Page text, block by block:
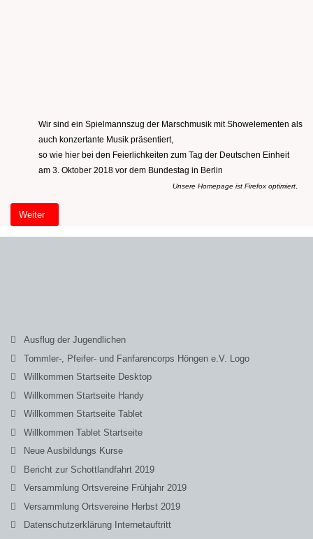
Wir sind ein Spielmannszug der Marschmusik mit Showelementen als
auch konzertante Musik präsentiert,
so wie hier bei den Feierlichkeiten zum Tag der Deutschen Einheit
am 3. Oktober 2018 vor dem Bundestag in Berlin
Unsere Homepage ist Firefox optimiert.
Nächster Beitrag: Willkommen Startseite (2)
Weiter
Ausflug der Jugendlichen
Tommler-, Pfeifer- und Fanfarencorps Höngen e.V. Logo
Willkommen Startseite Desktop
Willkommen Startseite Handy
Willkommen Startseite Tablet
Willkommen Tablet Startseite
Neue Ausbildungs Kurse
Bericht zur Schottlandfahrt 2019
Versammlung Ortsvereine Frühjahr 2019
Versammlung Ortsvereine Herbst 2019
Datenschutzerklärung Internetauftritt